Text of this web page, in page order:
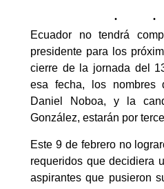
Ecuador no tendrá
presidente para los
cierre de la jornada del
esa fecha, los nombres
Daniel Noboa, y la
González, estarán por
Este 9 de febrero no
requeridos que decidiera
aspirantes que pusieron